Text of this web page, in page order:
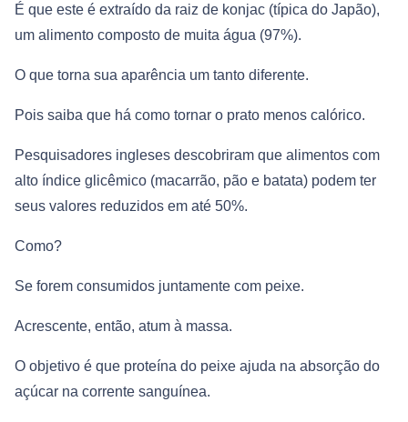
É que este é extraído da raiz de konjac (típica do Japão),
um alimento composto de muita água (97%).
O que torna sua aparência um tanto diferente.
Pois saiba que há como tornar o prato menos calórico.
Pesquisadores ingleses descobriram que alimentos com
alto índice glicêmico (macarrão, pão e batata) podem ter
seus valores reduzidos em até 50%.
Como?
Se forem consumidos juntamente com peixe.
Acrescente, então, atum à massa.
O objetivo é que proteína do peixe ajuda na absorção do
açúcar na corrente sanguínea.